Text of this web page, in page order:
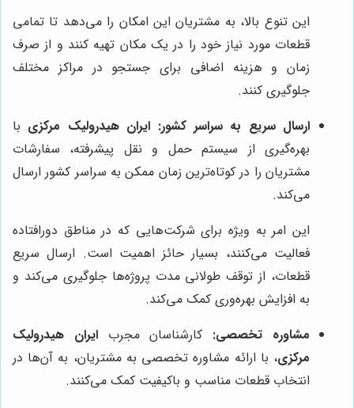
این تنوع بالا، به مشتریان این امکان را می‌دهد تا تمامی
قطعات مورد نیاز خود را در یک مکان تهیه کنند و از صرف
زمان و هزینه اضافی برای جستجو در مراکز مختلف
جلوگیری کنند.
ارسال سریع به سراسر کشور: ایران هیدرولیک مرکزی با
بهره‌گیری از سیستم حمل و نقل پیشرفته، سفارشات
مشتریان را در کوتاه‌ترین زمان ممکن به سراسر کشور ارسال
می‌کند.
این امر به ویژه برای شرکت‌هایی که در مناطق دورافتاده
فعالیت می‌کنند، بسیار حائز اهمیت است. ارسال سریع
قطعات، از توقف طولانی مدت پروژه‌ها جلوگیری می‌کند و
به افزایش بهره‌وری کمک می‌کند.
مشاوره تخصصی: کارشناسان مجربایران هیدرولیک
مرکزی، با ارائه مشاوره تخصصی به مشتریان، به آن‌ها در
انتخاب قطعات مناسب و باکیفیت کمک می‌کنند.